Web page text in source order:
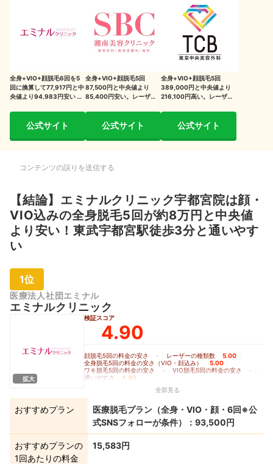
検証時の評価方法について
検証①全身脱毛の安さ（VIO・顔込み）
検証③通いやすさ
全身+VIO+顔脱毛6回を5
回に換算して77,917円と中
央値より94,983円安い 。
公式サイト
全身+VIO+顔脱毛5回
87,500円と中央値より
85,400円安い。レーザー
公式サイト
全身+VIO+顔脱毛5回
389,000円と中央値より
216,100円高い。レーザー
公式サイト
コンテンツの誤りを送信する
【結論】エミナルクリニック宇都宮院は顔・
VIO込みの全身脱毛5回が約8万円と中央値
より安い！東武宇都宮駅徒歩3分と通いやす
い
1位
医療法人社団エミナル
エミナルクリニック
拡大
検証スコア
4.90
顔脱毛5回の料金の安さ - レーザーの種類数 5.00
全身脱毛5回の料金の安さ（VIO・顔込み） 5.00
ワキ脱毛5回の料金の安さ - VIO脱毛5回の料金の安さ -
通いやすさ
4.40
全部見る
おすすめプラン
医療脱毛プラン（全身・VIO・顔・6回※公
式SNSフォローが条件）：93,500円
おすすめプランの
1回あたりの料金
15,583円